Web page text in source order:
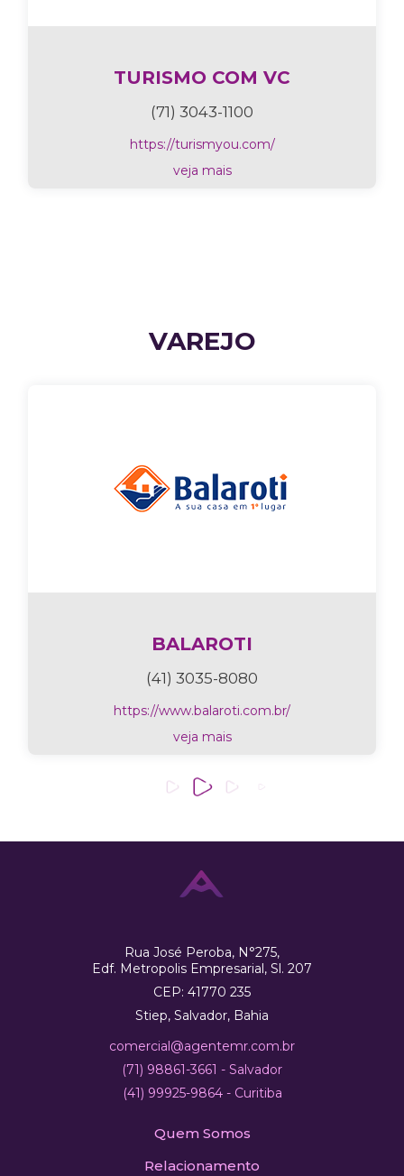
TURISMO COM VC
(71) 3043-1100
https://turismyou.com/
veja mais
VAREJO
BALAROTI
(41) 3035-8080
https://www.balaroti.com.br/
veja mais
Rua José Peroba, N°275,
Edf. Metropolis Empresarial, Sl. 207
CEP: 41770 235
Stiep, Salvador, Bahia
comercial@agentemr.com.br
(71) 98861-3661 - Salvador
(41) 99925-9864 - Curitiba
Quem Somos
Relacionamento